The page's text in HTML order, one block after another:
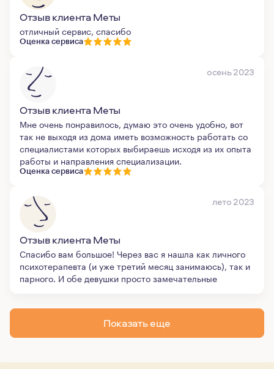
Отзыв клиента Меты
отличный сервис, спасибо
Оценка сервиса
осень 2023
Отзыв клиента Меты
Мне очень понравилось, думаю это очень удобно, вот
так не выходя из дома иметь возможность работать со
специалистами которых выбираешь исходя из их опыта
работы и направления специализации.
Оценка сервиса
лето 2023
Отзыв клиента Меты
Спасибо вам большое! Через вас я нашла как личного
психотерапевта (и уже третий месяц занимаюсь), так и
парного. И обе девушки просто замечательные
Показать еще